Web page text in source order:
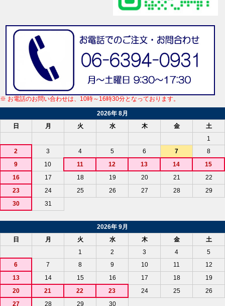
※ お電話のお問い合わせは、10時～16時30分となっております。
2026年 8月
日
月 火 水 木 金
土
1
2
3 4 5 6 7
8
9
10 11 12 13 14
15
16
17 18 19 20 21
22
23
24 25 26 27 28
29
30
31
2026年 9月
日
月 火 水 木 金
土
1
2 3 4
5
6
7 8 9 10 11
12
13
14 15 16 17 18
19
20
21 22 23 24 25
26
27
28 29 30